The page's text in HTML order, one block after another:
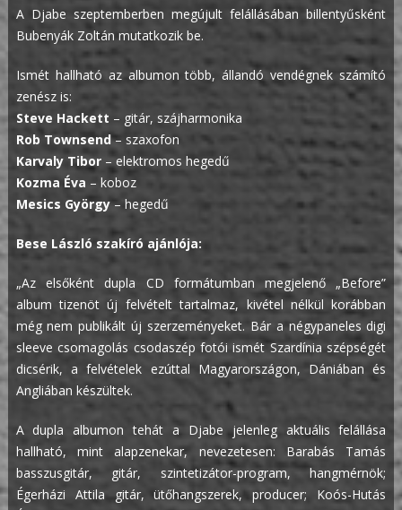
A Djabe szeptemberben megújult felállásában billentyűsként
Bubenyák Zoltán mutatkozik be.
Ismét hallható az albumon több, állandó vendégnek számító
zenész is:
Steve Hackett – gitár, szájharmonika
Rob Townsend– szaxofon
Karvaly Tibor– elektromos hegedű
Kozma Éva – koboz
Mesics György– hegedű
Bese László szakíró ajánlója:
„Az elsőként dupla CD formátumban megjelenő „Before”
album tizenöt új felvételt tartalmaz, kivétel nélkül korábban
még nem publikált új szerzeményeket. Bár a négypaneles digi
sleeve csomagolás csodaszép fotói ismét Szardínia szépségét
dicsérik, a felvételek ezúttal Magyarországon, Dániában és
Angliában készültek.
A dupla albumon tehát a Djabe jelenleg aktuális felállása
hallható, mint alapzenekar, nevezetesen: Barabás Tamás
basszusgitár, gitár, szintetizátor-program, hangmérnök;
Égerházi Attila gitár, ütőhangszerek, producer; Koós-Hutás